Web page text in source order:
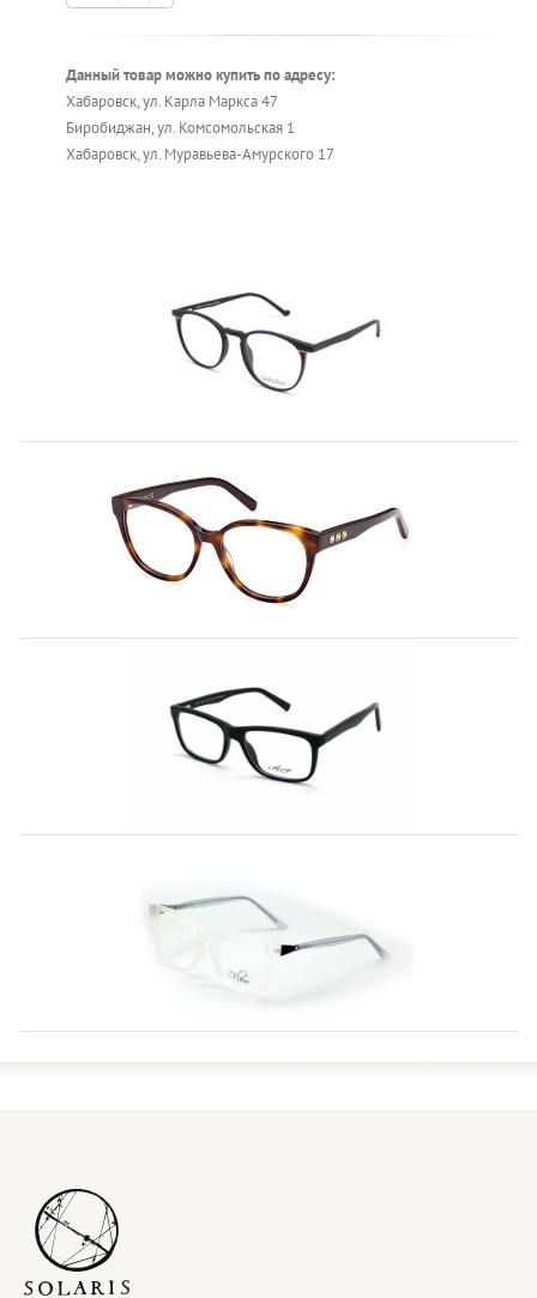
Данный товар можно купить по адресу:
Хабаровск, ул. Карла Маркса 47
Биробиджан, ул. Комсомольская 1
Хабаровск, ул. Муравьева-Амурского 17